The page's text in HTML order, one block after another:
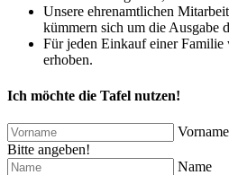
Unsere ehrenamtlichen
kümmern sich um die Ausgabe
Für jeden Einkauf einer
erhoben.
Ich möchte die Tafel nutzen!
Vorname
Bitte angeben!
Name